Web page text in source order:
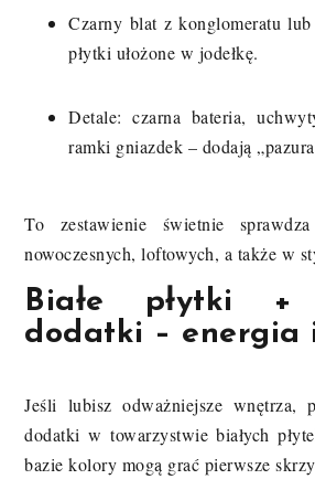
Czarny blat z konglomeratu
płytki ułożone w jodełkę.
Detale: czarna bateria,
ramki gniazdek – dodają
To zestawienie świetnie
nowoczesnych, loftowych, a także w
Białe płytki +
dodatki – energia
Jeśli lubisz odważniejsze wnętrza,
dodatki w towarzystwie białych
bazie kolory mogą grać pierwsze